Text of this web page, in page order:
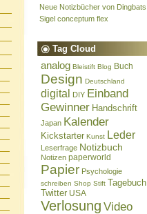
Neue Notizbücher von Dingbats
Sigel conceptum flex
Tag Cloud
analog Bleistift Blog Buch
Design Deutschland
digital DIY Einband
Gewinner Handschrift
Japan Kalender
Kickstarter Kunst Leder
Leserfrage Notizbuch
Notizen paperworld
Papier Psychologie
schreiben Shop Stift Tagebuch
Twitter USA
Verlosung Video